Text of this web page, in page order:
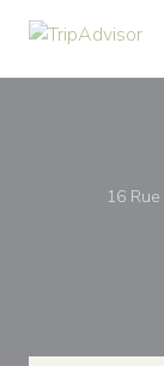
16